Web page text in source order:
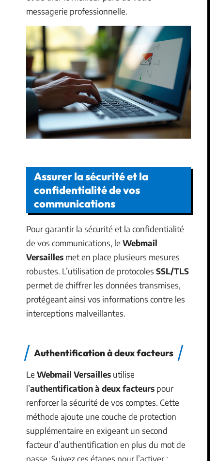
messagerie professionnelle.
Assurer la sécurité et la
confidentialité de vos
communications
Pour garantir la sécurité et la confidentialité
de vos communications, le Webmail
Versailles met en place plusieurs mesures
robustes. L’utilisation de protocoles SSL/TLS
permet de chiffrer les données transmises,
protégeant ainsi vos informations contre les
interceptions malveillantes.
Authentification à deux facteurs
Le Webmail Versailles utilise
l’authentification à deux facteurs pour
renforcer la sécurité de vos comptes. Cette
méthode ajoute une couche de protection
supplémentaire en exigeant un second
facteur d’authentification en plus du mot de
passe. Suivez ces étapes pour l’activer :